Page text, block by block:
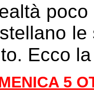
Ecco
5